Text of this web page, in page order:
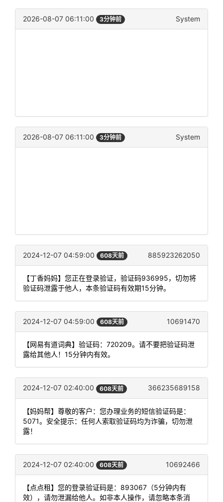
2026-08-07 06:11:00 3分钟前 System
2026-08-07 06:11:00 3分钟前 System
2024-12-07 04:59:00 608天前 885923262050
【丁香妈妈】您正在登录验证，验证码936995，切勿将
验证码泄露于他人，本条验证码有效期15分钟。
2024-12-07 04:59:00 608天前 10691470
【网易有道词典】验证码：720209。请不要把验证码泄
露给其他人！15分钟内有效。
2024-12-07 02:40:00 608天前 366235689158
【妈妈帮】尊敬的客户：您办理业务的短信验证码是：
5071。安全提示：任何人索取验证码均为诈骗，切勿泄
露！
2024-12-07 02:40:00 608天前 10692466
【点点租】您的登录验证码是：893067（5分钟内有
效），请勿泄漏给他人。如非本人操作，请忽略本条消